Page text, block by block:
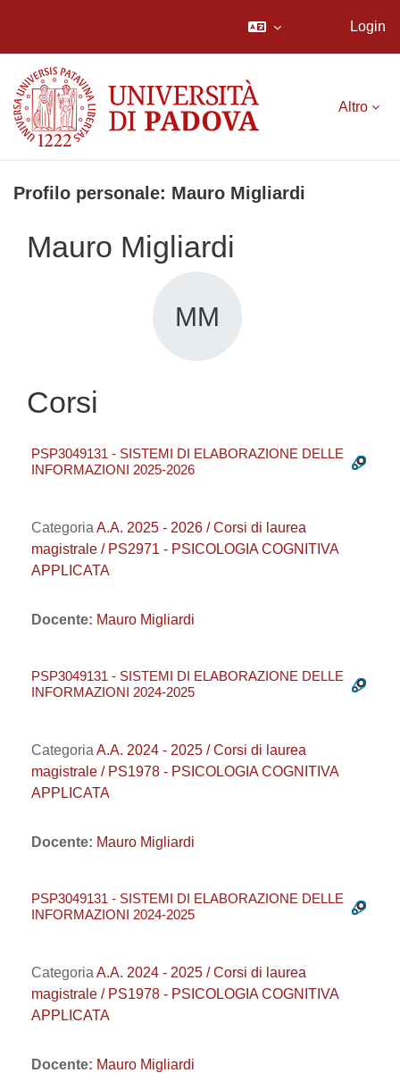
Login
Altro
Profilo personale: Mauro Migliardi
Mauro Migliardi
MM
Corsi
PSP3049131 - SISTEMI DI ELABORAZIONE DELLE
INFORMAZIONI 2025-2026
Categoria A.A. 2025 - 2026 / Corsi di laurea
magistrale / PS2971 - PSICOLOGIA COGNITIVA
APPLICATA
Docente: Mauro Migliardi
PSP3049131 - SISTEMI DI ELABORAZIONE DELLE
INFORMAZIONI 2024-2025
Categoria A.A. 2024 - 2025 / Corsi di laurea
magistrale / PS1978 - PSICOLOGIA COGNITIVA
APPLICATA
Docente: Mauro Migliardi
PSP3049131 - SISTEMI DI ELABORAZIONE DELLE
INFORMAZIONI 2024-2025
Categoria A.A. 2024 - 2025 / Corsi di laurea
magistrale / PS1978 - PSICOLOGIA COGNITIVA
APPLICATA
Docente: Mauro Migliardi